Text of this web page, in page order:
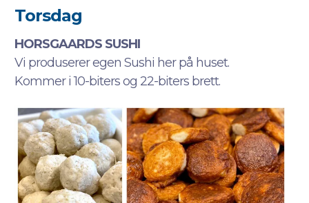
Torsdag
HORSGAARDS SUSHI
Vi produserer egen Sushi her på huset.
Kommer i 10-biters og 22-biters brett.